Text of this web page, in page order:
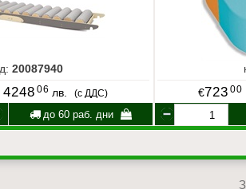
20087940
4248 06 лв. (с ДДС)
до 60 раб. дни
€723 00